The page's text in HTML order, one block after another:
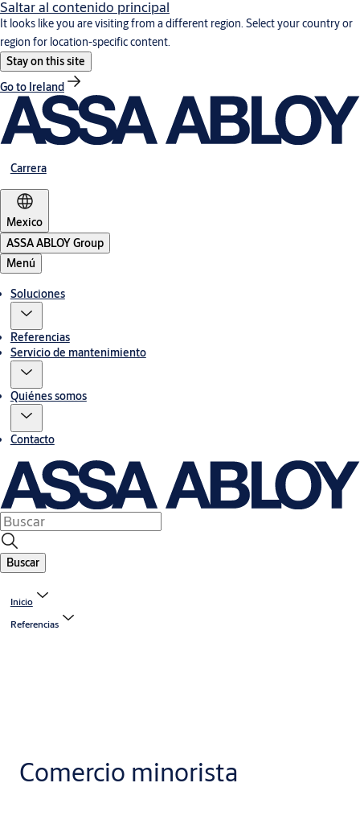
Saltar al contenido principal
It looks like you are visiting from a different region. Select your country or
region for location-specific content.
Stay on this site
Go to Ireland
Carrera
Mexico
ASSA ABLOY Group
Menú
Soluciones
Referencias
Servicio de mantenimiento
Quiénes somos
Contacto
Buscar
Inicio
Referencias
Comercio minorista